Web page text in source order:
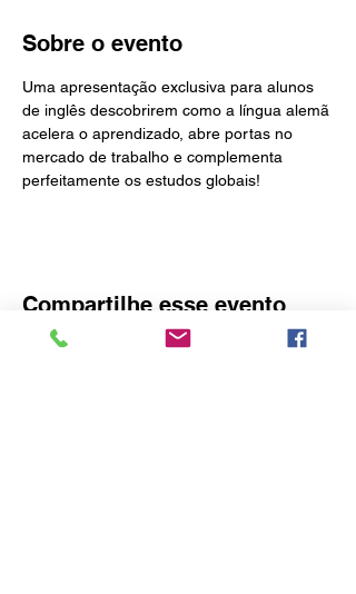
Sobre o evento
Uma apresentação exclusiva para alunos
de inglês descobrirem como a língua alemã
acelera o aprendizado, abre portas no
mercado de trabalho e complementa
perfeitamente os estudos globais!
Compartilhe esse evento